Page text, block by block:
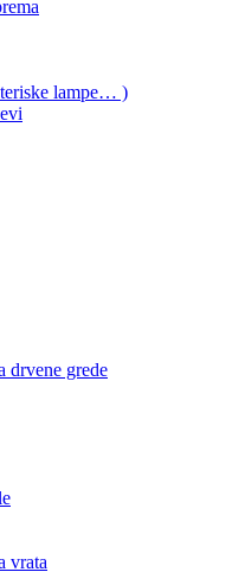
lampe… )
drvene grede
vrata